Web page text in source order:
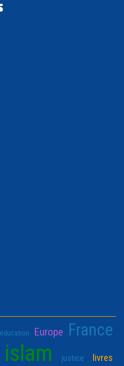
éducation Europe France
islam justice livres